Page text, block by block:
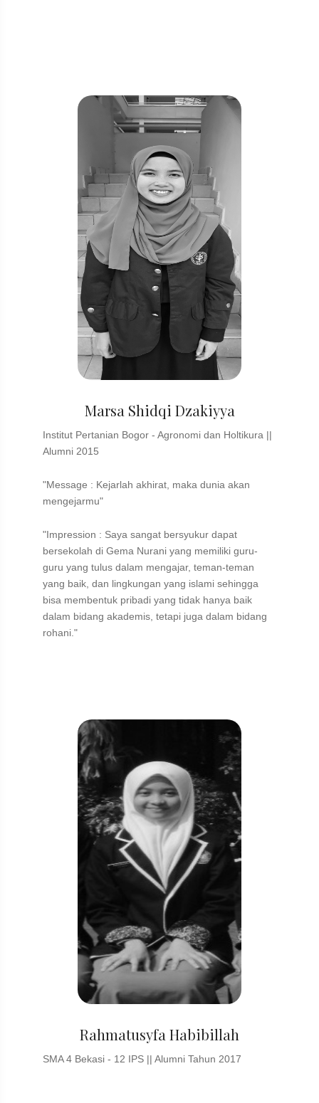
Marsa Shidqi Dzakiyya
Institut Pertanian Bogor - Agronomi dan Holtikura ||
Alumni 2015
"Message : Kejarlah akhirat, maka dunia akan
mengejarmu"
"Impression : Saya sangat bersyukur dapat
bersekolah di Gema Nurani yang memiliki guru-
guru yang tulus dalam mengajar, teman-teman
yang baik, dan lingkungan yang islami sehingga
bisa membentuk pribadi yang tidak hanya baik
dalam bidang akademis, tetapi juga dalam bidang
rohani."
Rahmatusyfa Habibillah
SMA 4 Bekasi - 12 IPS || Alumni Tahun 2017